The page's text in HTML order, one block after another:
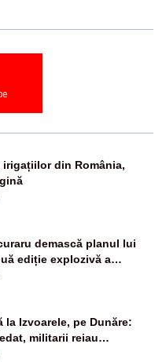
din România,
demască planul lui
ediție explozivă a
Zilei” la Realitatea PLUS
la Izvoarele, pe Dunăre:
militarii reiau
VIDEO